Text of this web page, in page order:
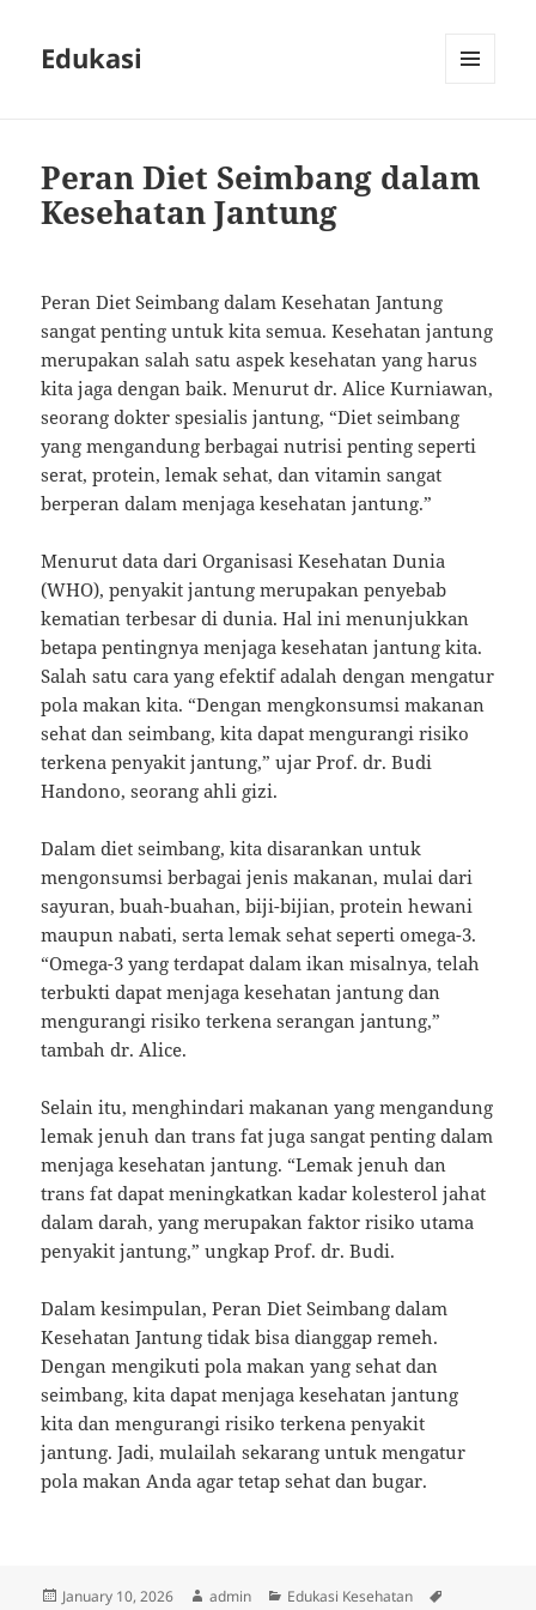
Edukasi
Peran Diet Seimbang dalam
Kesehatan Jantung
Peran Diet Seimbang dalam Kesehatan Jantung
sangat penting untuk kita semua. Kesehatan jantung
merupakan salah satu aspek kesehatan yang harus
kita jaga dengan baik. Menurut dr. Alice Kurniawan,
seorang dokter spesialis jantung, “Diet seimbang
yang mengandung berbagai nutrisi penting seperti
serat, protein, lemak sehat, dan vitamin sangat
berperan dalam menjaga kesehatan jantung.”
Menurut data dari Organisasi Kesehatan Dunia
(WHO), penyakit jantung merupakan penyebab
kematian terbesar di dunia. Hal ini menunjukkan
betapa pentingnya menjaga kesehatan jantung kita.
Salah satu cara yang efektif adalah dengan mengatur
pola makan kita. “Dengan mengkonsumsi makanan
sehat dan seimbang, kita dapat mengurangi risiko
terkena penyakit jantung,” ujar Prof. dr. Budi
Handono, seorang ahli gizi.
Dalam diet seimbang, kita disarankan untuk
mengonsumsi berbagai jenis makanan, mulai dari
sayuran, buah-buahan, biji-bijian, protein hewani
maupun nabati, serta lemak sehat seperti omega-3.
“Omega-3 yang terdapat dalam ikan misalnya, telah
terbukti dapat menjaga kesehatan jantung dan
mengurangi risiko terkena serangan jantung,”
tambah dr. Alice.
Selain itu, menghindari makanan yang mengandung
lemak jenuh dan trans fat juga sangat penting dalam
menjaga kesehatan jantung. “Lemak jenuh dan
trans fat dapat meningkatkan kadar kolesterol jahat
dalam darah, yang merupakan faktor risiko utama
penyakit jantung,” ungkap Prof. dr. Budi.
Dalam kesimpulan, Peran Diet Seimbang dalam
Kesehatan Jantung tidak bisa dianggap remeh.
Dengan mengikuti pola makan yang sehat dan
seimbang, kita dapat menjaga kesehatan jantung
kita dan mengurangi risiko terkena penyakit
jantung. Jadi, mulailah sekarang untuk mengatur
pola makan Anda agar tetap sehat dan bugar.
Posted
January 10, 2026 Author
admin Categories
Edukasi Kesehatan